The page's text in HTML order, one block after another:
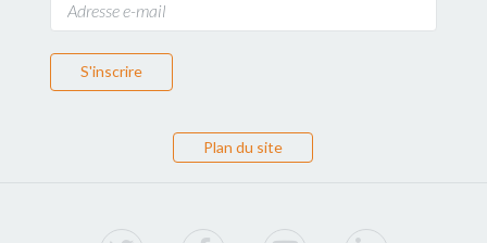
S'inscrire
Plan du site